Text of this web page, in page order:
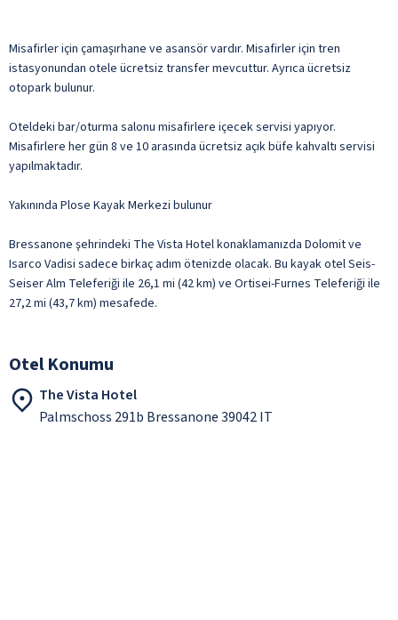
Misafirler için çamaşırhane ve asansör vardır. Misafirler için tren
istasyonundan otele ücretsiz transfer mevcuttur. Ayrıca ücretsiz
otopark bulunur.
Oteldeki bar/oturma salonu misafirlere içecek servisi yapıyor.
Misafirlere her gün 8 ve 10 arasında ücretsiz açık büfe kahvaltı servisi
yapılmaktadır.
Yakınında Plose Kayak Merkezi bulunur
Bressanone şehrindeki The Vista Hotel konaklamanızda Dolomit ve
Isarco Vadisi sadece birkaç adım ötenizde olacak. Bu kayak otel Seis-
Seiser Alm Teleferiği ile 26,1 mi (42 km) ve Ortisei-Furnes Teleferiği ile
27,2 mi (43,7 km) mesafede.
Otel Konumu
The Vista Hotel
Palmschoss 291b Bressanone 39042 IT